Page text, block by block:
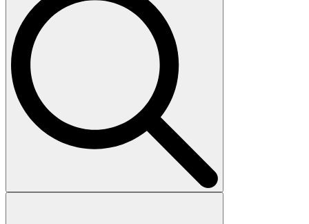
Search